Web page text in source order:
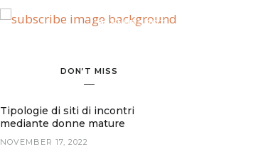
BANNER SPOT
DON’T MISS
Tipologie di siti di incontri
mediante donne mature
NOVEMBER 17, 2022